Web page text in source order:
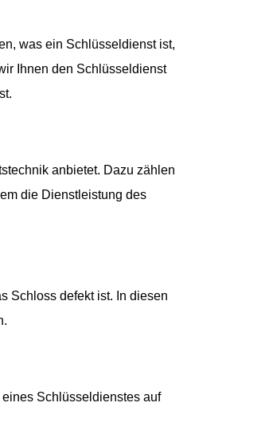
was ein Schlüsseldienst ist,
Ihnen den Schlüsseldienst
anbietet. Dazu zählen
die Dienstleistung des
Schloss defekt ist. In diesen
Schlüsseldienstes auf